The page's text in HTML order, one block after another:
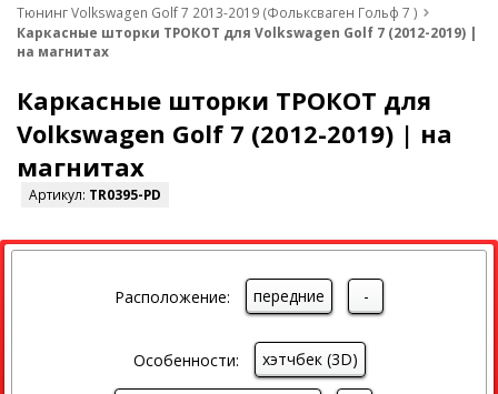
Тюнинг Volkswagen Golf 7 2013-2019 (Фольксваген Гольф 7 )
Каркасные шторки ТРОКОТ для Volkswagen Golf 7 (2012-2019) |
на магнитах
Каркасные шторки ТРОКОТ для
Volkswagen Golf 7 (2012-2019) | на
магнитах
Артикул: TR0395-PD
Расположение: передние -
Особенности: хэтчбек (3D)